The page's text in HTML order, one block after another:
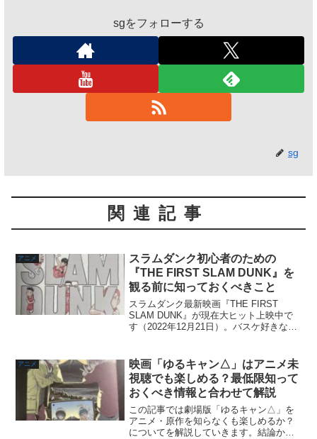
sgをフォローする
sg
関連記事
アニメ
スラムダンク初心者のための
『THE FIRST SLAM DUNK』を
観る前に知っておくべきこと
スラムダンク最新映画『THE FIRST
SLAM DUNK』が現在大ヒット上映中で
す（2022年12月21日）。バスケ好きなら
と20年以上が経過している作品でもあ
り...
アニメ
映画「ゆるキャン△」はアニメ未
視聴でも楽しめる？最低限知って
おくべき情報と合わせて解説
この記事では劇場版「ゆるキャン△」を
アニメ・原作を知らなくも楽しめるか？
についてを解説していきます。結論から